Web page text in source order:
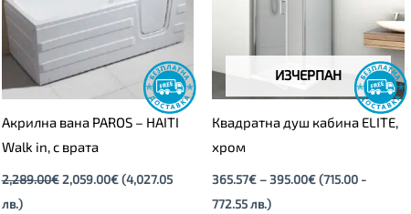
Акрилна вана PAROS – HAITI
Walk in, с врата
2,289.00€ 2,059.00€ (4,027.05
лв.)
ИЗЧЕРПАН
Квадратна душ кабина ELITE,
хром
365.57€ –395.00€(715.00 -
772.55 лв.)